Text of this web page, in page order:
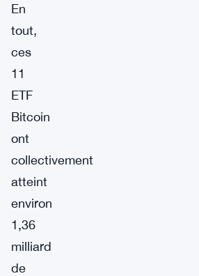
En
tout,
ces
11
ETF
Bitcoin
ont
collectivement
atteint
environ
1,36
milliard
de